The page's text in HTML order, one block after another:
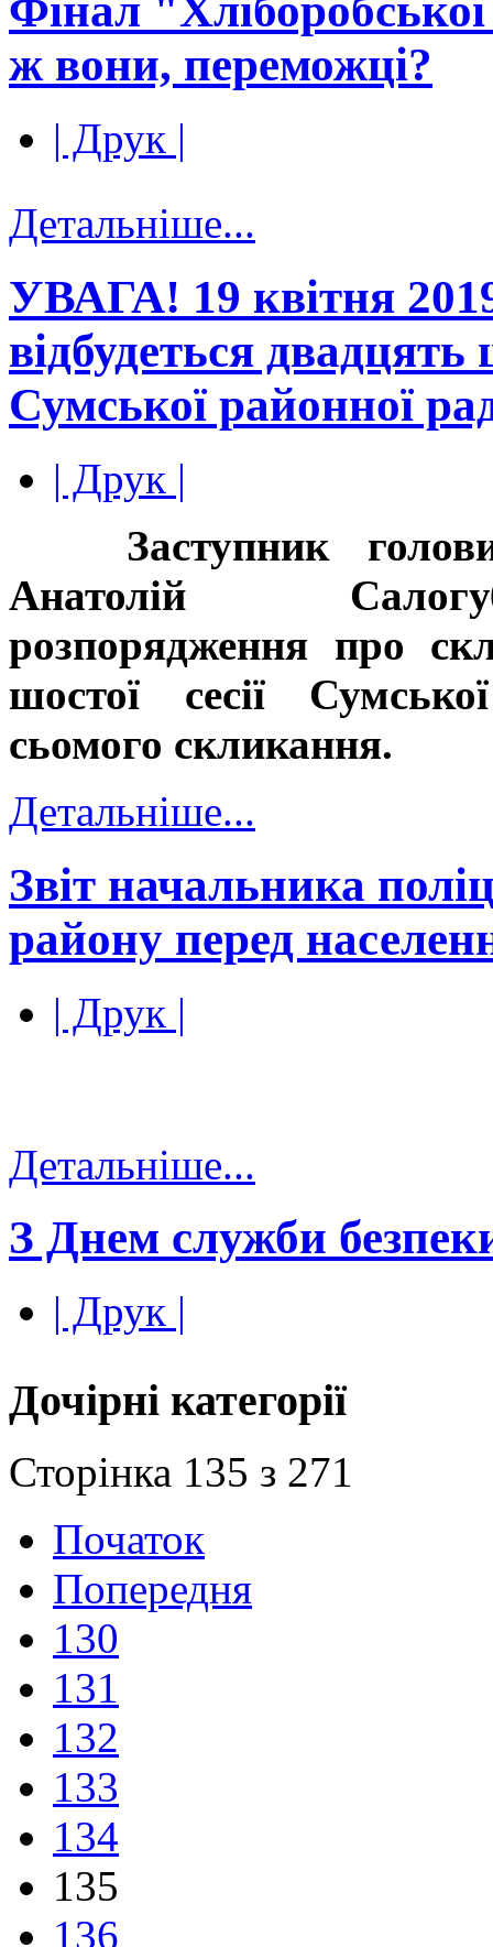
Фінал
ж вони, переможці?
| Друк |
Детальніше...
УВАГА! 19 квітня
відбудеться двадцять
Сумської районної
| Друк |
Заступник
Анатолій
розпорядження про
шостої сесії Сумської
сьомого скликання.
Детальніше...
Звіт начальника
району перед
| Друк |
Детальніше...
З Днем служби
| Друк |
Дочірні категорії
Сторінка 135 з 271
Початок
Попередня
130
131
132
133
134
135
136